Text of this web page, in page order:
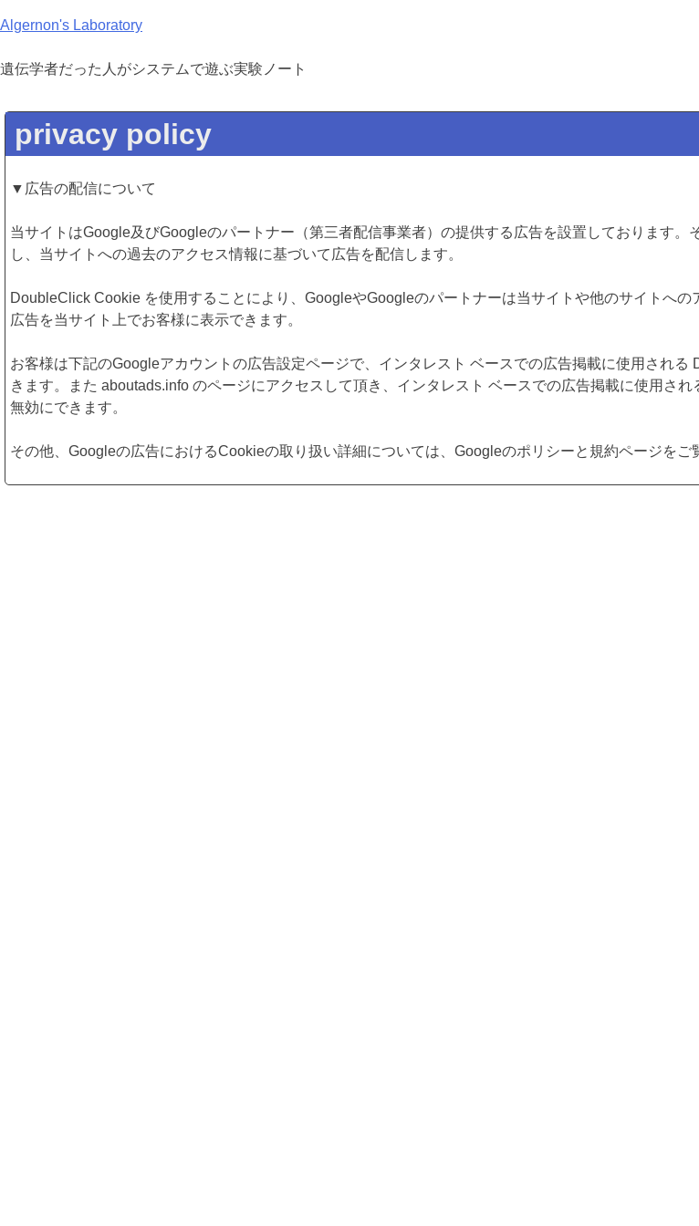
to
Algernon's Laboratory
遺伝学者だった人がシステムで遊ぶ実験ノート
privacy policy
▼広告の配信について
当サイトはGoogle及びGoogleのパートナー（第三者配信事業者）の提供する広告を設置しております。
し、当サイトへの過去のアクセス情報に基づいて広告を配信します。
DoubleClick Cookie を使用することにより、GoogleやGoogleのパートナーは当サイトや他のサイトへの
広告を当サイト上でお客様に表示できます。
お客様は下記のGoogleアカウントの広告設定ページで、インタレスト ベースでの広告掲載に使用される
きます。また aboutads.info のページにアクセスして頂き、インタレスト ベースでの広告掲載に使用さ
無効にできます。
その他、Googleの広告におけるCookieの取り扱い詳細については、Googleのポリシーと規約ページをご